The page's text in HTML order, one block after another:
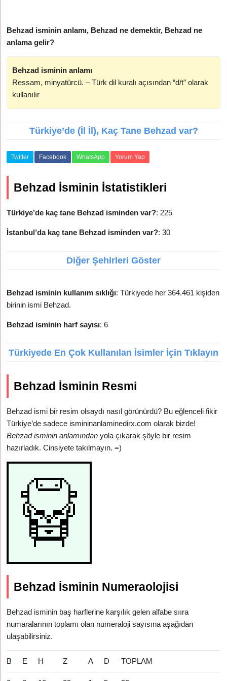
Behzad isminin anlamı, Behzad ne demektir, Behzad ne
anlama gelir?
Behzad isminin anlamı
Ressam, minyatürcü. – Türk dil kuralı açısından “d/t” olarak
kullanılır
Türkiye’de (İl İl), Kaç Tane Behzad var?
Twitter Facebook WhatsApp Yorum Yap
Behzad İsminin İstatistikleri
Türkiye’de kaç tane Behzad isminden var?: 225
İstanbul’da kaç tane Behzad isminden var?: 30
Diğer Şehirleri Göster
Behzad isminin kullanım sıklığı: Türkiyede her 364.461 kişiden
birinin ismi Behzad.
Behzad isminin harf sayısı: 6
Türkiyede En Çok Kullanılan İsimler İçin Tıklayın
Behzad İsminin Resmi
Behzad ismi bir resim olsaydı nasıl görünürdü? Bu eğlenceli fikir
Türkiye’de sadece ismininanlaminedirx.com olarak bizde!
Behzad isminin anlamından yola çıkarak şöyle bir resim
hazırladık. Cinsiyete takılmayın. =)
Behzad İsminin Numeraolojisi
Behzad isminin baş harflerine karşılık gelen alfabe sııra
numaralarının toplamı olan numeraloji sayısına aşağıdan
ulaşabilirsiniz.
B E H Z A D TOPLAM